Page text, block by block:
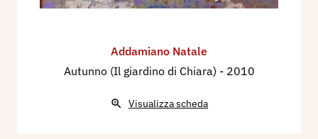
Addamiano Natale
Autunno (Il giardino di Chiara) - 2010
Visualizza scheda